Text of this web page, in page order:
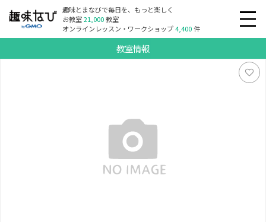
趣味とまなびで毎日を、もっと楽しく
お教室21,000教室
オンラインレッスン・ワークショップ4,400件
教室情報